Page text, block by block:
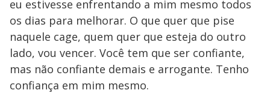
eu estivesse enfrentando a mim mesmo todos
os dias para melhorar. O que quer que pise
naquele cage, quem quer que esteja do outro
lado, vou vencer. Você tem que ser confiante,
mas não confiante demais e arrogante. Tenho
confiança em mim mesmo.